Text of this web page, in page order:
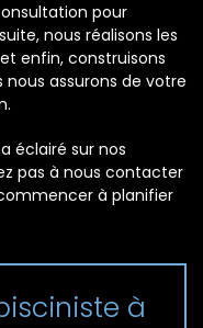
pour
nous réalisons les
enfin, construisons
assurons de votre
éclairé sur nos
pas à nous contacter
à planifier
à